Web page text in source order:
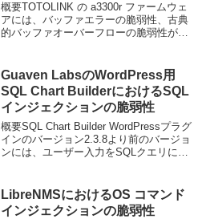
概要TOTOLINK の a3300r ファームウェ
アには、バッファエラーの脆弱性、古典
的バッファオーバーフローの脆弱性が存
29T17:...
Guaven LabsのWordPress用
SQL Chart BuilderにおけるSQL
インジェクションの脆弱性
概要SQL Chart Builder WordPressプラグ
インのバージョン2.3.8より前のバージョ
ンには、ユーザー入力をSQLクエリに連
してSQLインジェクショ...
LibreNMSにおけるOS コマンド
インジェクションの脆弱性